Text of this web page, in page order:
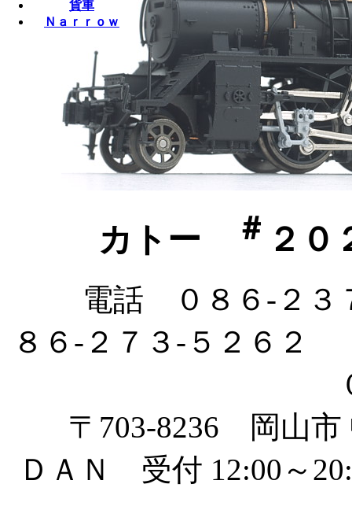
カトー ＃ ２
電話 ０８６-２
８６-２７３-５２６
〒703-8236 岡山市
ＤＡＮ 受付 12:00～
貨車
Ｎａｒｒｏｗ